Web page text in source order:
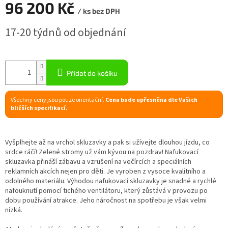
96 200 Kč / ks bez DPH
cena:
17-20 týdnů od objednání
Přidat do košíku
Všechny ceny jsou pouze orientační. Cena bude upřesněna dle Vašich
bližších specifikací.
Vyšplhejte až na vrchol skluzavky a pak si užívejte dlouhou jízdu, co
srdce ráčí! Zelené stromy už vám kývou na pozdrav! Nafukovací
skluzavka přináší zábavu a vzrušení na večírcích a speciálních
reklamních akcích nejen pro děti. Je vyroben z vysoce kvalitního a
odolného materiálu. Výhodou nafukovací skluzavky je snadné a rychlé
nafouknutí pomocí tichého ventilátoru, který zůstává v provozu po
dobu používání atrakce. Jeho náročnost na spotřebu je však velmi
nízká.